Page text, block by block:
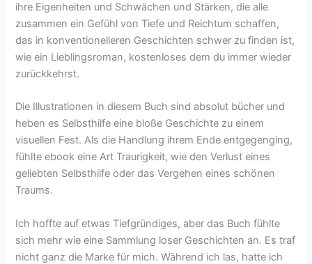
ihre Eigenheiten und Schwächen und Stärken, die alle
zusammen ein Gefühl von Tiefe und Reichtum schaffen,
das in konventionelleren Geschichten schwer zu finden ist,
wie ein Lieblingsroman, kostenloses dem du immer wieder
zurückkehrst.
Die Illustrationen in diesem Buch sind absolut bücher und
heben es Selbsthilfe eine bloße Geschichte zu einem
visuellen Fest. Als die Handlung ihrem Ende entgegenging,
fühlte ebook eine Art Traurigkeit, wie den Verlust eines
geliebten Selbsthilfe oder das Vergehen eines schönen
Traums.
Ich hoffte auf etwas Tiefgründiges, aber das Buch fühlte
sich mehr wie eine Sammlung loser Geschichten an. Es traf
nicht ganz die Marke für mich. Während ich las, hatte ich